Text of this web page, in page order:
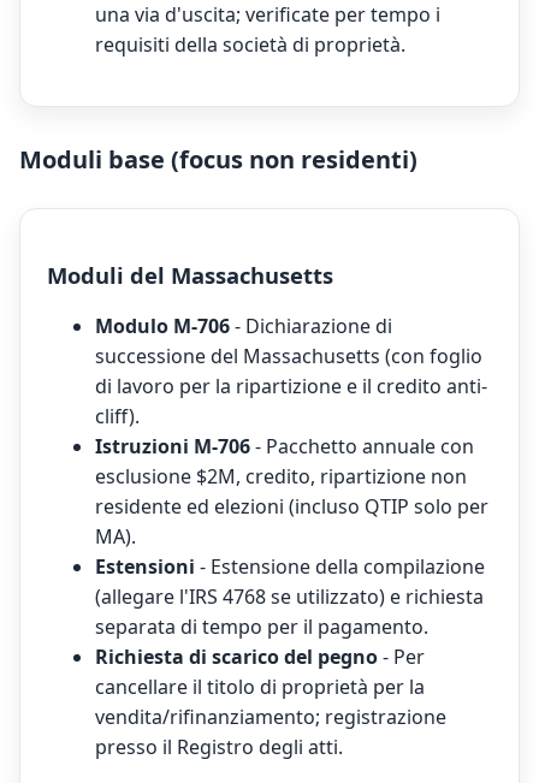
una via d'uscita; verificate per tempo i
requisiti della società di proprietà.
Moduli base (focus non residenti)
Moduli del Massachusetts
Modulo M-706- Dichiarazione di
successione del Massachusetts (con foglio
di lavoro per la ripartizione e il credito anti-
cliff).
Istruzioni M-706- Pacchetto annuale con
esclusione $2M, credito, ripartizione non
residente ed elezioni (incluso QTIP solo per
MA).
Estensioni - Estensione della compilazione
(allegare l'IRS 4768 se utilizzato) e richiesta
separata di tempo per il pagamento.
Richiesta di scarico del pegno- Per
cancellare il titolo di proprietà per la
vendita/rifinanziamento; registrazione
presso il Registro degli atti.